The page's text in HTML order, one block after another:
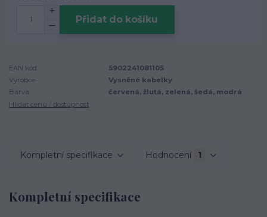
Přidat do košíku
EAN kód:
5902241081105
Výrobce:
Vysněné kabelky
Barva:
červená, žlutá, zelená, šedá, modrá
Hlídat cenu / dostupnost
Kompletní specifikace Hodnocení 1
Kompletní specifikace